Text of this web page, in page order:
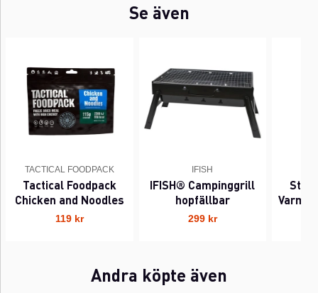
Se även
TACTICAL FOODPACK
Tactical Foodpack
Chicken and Noodles
119 kr
IFISH
IFISH® Campinggrill
hopfällbar
299 kr
Andra köpte även